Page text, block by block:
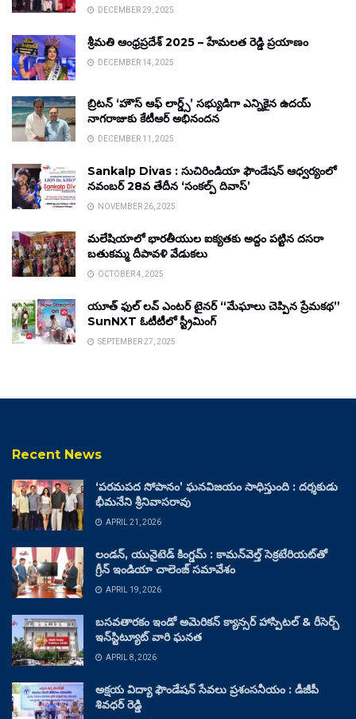
DECEMBER 29, 2025
శ్రీమతి ఆంధ్రప్రదేశ్ 2025 – హేమలత రెడ్డి ప్రయాణం
DECEMBER 14, 2025
బ్రిటన్ ‘హౌస్ ఆఫ్ లార్డ్స్’ సభ్యుడిగా ఎన్నికైన ఉదయ్
నాగరాజుకు కేటీఆర్ అభినందన
DECEMBER 11, 2025
Sankalp Divas : సుచిరిండియా ఫౌండేషన్ ఆధ్వర్యంలో
నవంబర్ 28వ తేదీన ‘సంకల్ప్ దివాస్’
NOVEMBER 26, 2025
మలేషియాలో భారతీయుల ఐక్యతకు అద్దం పట్టిన దసరా
బతుకమ్మ దీపావళి వేడుకలు
OCTOBER 4, 2025
యూత్ ఫుల్ లవ్ ఎంటర్ టైనర్ “మేఘాలు చెప్పిన ప్రేమకథ”
SunNXT ఓటీటీలో స్ట్రీమింగ్
SEPTEMBER 27, 2025
Recent News
‘పరమపద సోపానం’ ఘనవిజయం సాధిస్తుంది : దర్శకుడు
భీమనేని శ్రీనివాసరావు
APRIL 21, 2026
లండన్, యునైటెడ్ కింగ్డమ్ : కామన్‌వెల్త్ సెక్రటేరియట్‌తో
గ్రీన్ ఇండియా చాలెంజ్ సమావేశం
APRIL 19, 2026
బసవతారకం ఇండో అమెరికన్ క్యాన్సర్ హాస్పిటల్ & రీసెర్చ్
ఇన్‌స్టిట్యూట్ వారి ఘనత
APRIL 8, 2026
అక్షయ విద్యా ఫౌండేషన్ సేవలు ప్రశంసనీయం : డీజీపీ
శివధర్ రెడ్డి